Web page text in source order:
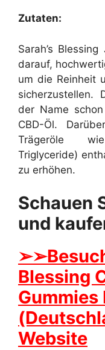
Zutaten:
Sarah’s
darauf,
um die Reinheit
sicherzustellen.
der Name
CBD-Öl.
Trägeröle
Triglyceride)
zu erhöhen.
Schauen
und
➢
Blessing
Gummies
Website